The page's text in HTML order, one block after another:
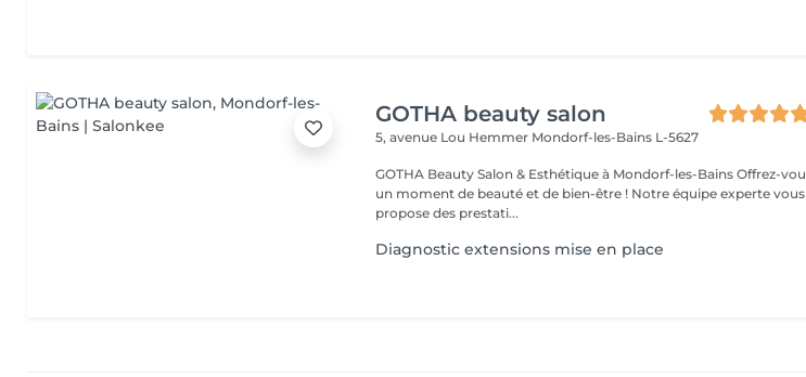
GOTHA beauty salon
5, avenue Lou Hemmer Mondorf-les-Bains L-5627
GOTHA Beauty Salon & Esthétique à Mondorf-les-Bains Offrez-vous
un moment de beauté et de bien-être ! Notre équipe experte vous
propose des prestati...
Diagnostic extensions mise en place